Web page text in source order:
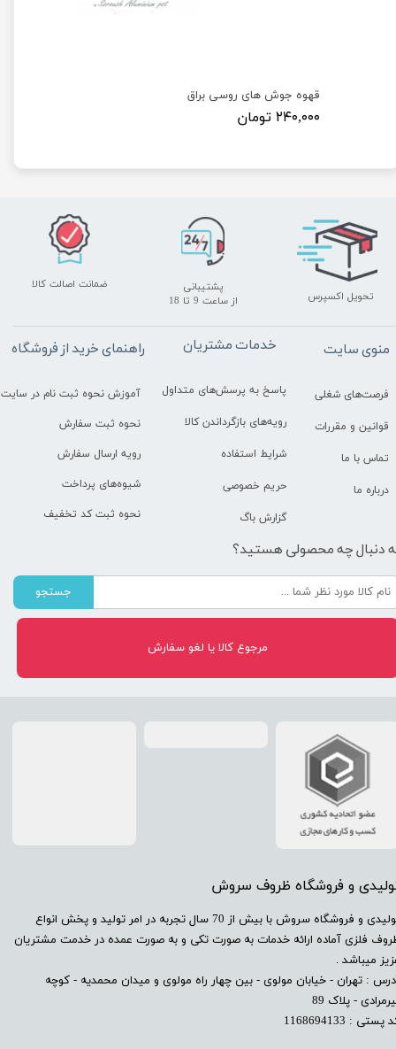
قهوه جوش های روسی براق
۲۴۰,۰۰۰ تومان
و فروشگاه ظروف سروش
​تولیدی و فروشگاه سروش با بیش از 70 سال تجربه در امر تولید و پخش انواع
فلزی آماده ارائه خدمات به صورت تکی و به صورت عمده در خدمت مشتریان
میباشد .
: تهران - خیابان مولوی - بین چهار راه مولوی و میدان محمدیه - کوچه
- پلاک 89
پستی : 1168694133
تحویل اکسپرس
پشتیبانی
​​​​​​​از ساعت 9 تا 18
ضمانت اصالت کالا
راهنمای خرید از فروشگاه
آموزش نحوه ثبت نام در سایت
نحوه ثبت سفارش
رویه ارسال سفارش
شیوه‌های پرداخت
نحوه ثبت کد تخفیف
خدمات مشتریان
پاسخ به پرسش‌های متداول
رویه‌های بازگرداندن کالا
شرایط استفاده
حریم خصوصی
گزارش باگ
منوی سایت
فرصت‌های شغلی
قوانین و مقررات
تماس با ما
درباره ما
دنبال چه محصولی هستید؟
جستجو
مرجوع کالا یا لغو سفارش